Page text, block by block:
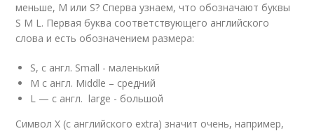
меньше, M или S? Сперва узнаем, что обозначают буквы
S M L. Первая буква соответствующего английского
слова и есть обозначением размера:
S, с англ. Small - маленький
M с англ. Middle – средний
L — с англ. large - большой
Символ Х (с английского extra) значит очень, например,